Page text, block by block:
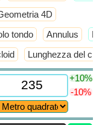
4D
tondo Annulus ​Di
Lunghezza del
+10%
-10%